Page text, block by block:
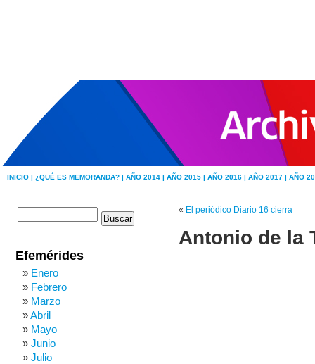
INICIO | ¿QUÉ ES MEMORANDA? | AÑO 2014 | AÑO 2015 | AÑO 2016 | AÑO 2017 | AÑO
« El periódico Diario 16 cierra
Antonio de la
Efemérides
Enero
Febrero
Marzo
Abril
Mayo
Junio
Julio